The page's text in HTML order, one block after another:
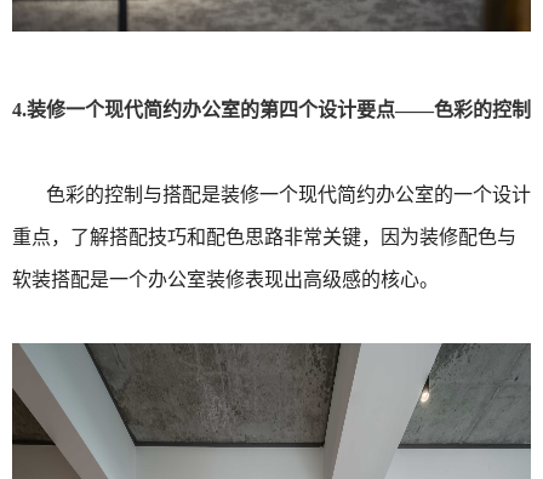
4.装修一个现代简约办公室的第四个设计要点——色彩的控制
色彩的控制与搭配是装修一个现代简约办公室的一个设计
重点，了解搭配技巧和配色思路非常关键，因为装修配色与
软装搭配是一个办公室装修表现出高级感的核心。